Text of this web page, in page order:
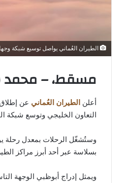
الطيران العُماني يواصل توسيع شبكة
مسقط، –
أعلن الطيران العُماني عن
التعاون الخليجي وتوسع شبكة
وستُشغّل الرحلات بمعدل رحلة
بسلاسة عبر أحد أبرز مراكز
ويمثل إدراج أبوظبي الوجهة